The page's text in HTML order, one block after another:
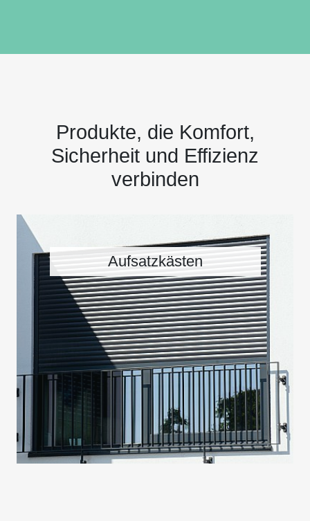
Produkte, die Komfort,
Sicherheit und Effizienz
verbinden
Aufsatzkästen